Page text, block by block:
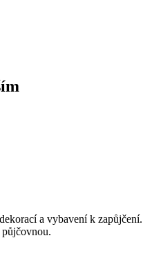
a vybavení k zapůjčení.
půjčovnou.